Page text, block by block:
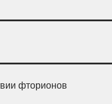
фторионов